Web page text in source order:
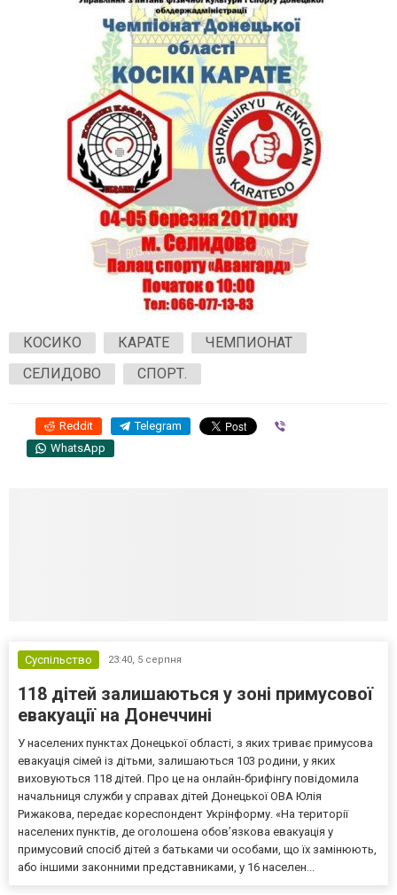
КОСИКО КАРАТЕ
ЧЕМПИОНАТ
СЕЛИДОВО
СПОРТ.
Reddit Telegram
WhatsApp
Суспільство 23:40, 5 серпня
118 дітей залишаються у зоні примусової
евакуації на Донеччині
У населених пунктах Донецької області, з яких триває примусова
евакуація сімей із дітьми, залишаються 103 родини, у яких
виховуються 118 дітей. Про це на онлайн-брифінгу повідомила
начальниця служби у справах дітей Донецької ОВА Юлія
Рижакова, передає кореспондент Укрінформу. «На території
населених пунктів, де оголошена обов’язкова евакуація у
примусовий спосіб дітей з батьками чи особами, що їх замінюють,
або іншими законними представниками, у 16 населен...